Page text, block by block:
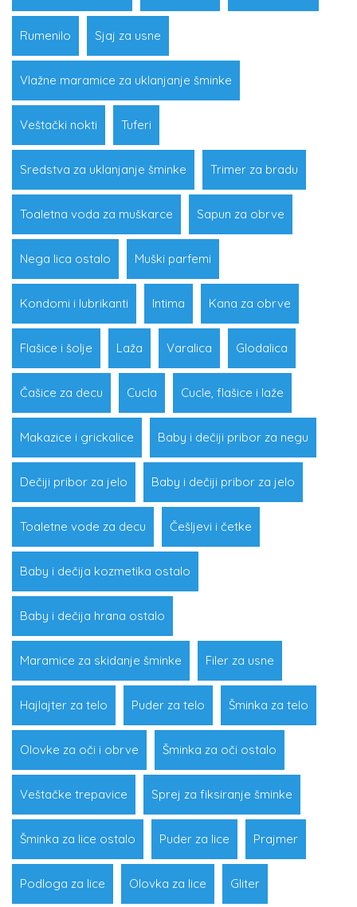
Rumenilo Sjaj za usne
Vlažne maramice za uklanjanje šminke
Veštački nokti Tuferi
Sredstva za uklanjanje šminke Trimer za bradu
Toaletna voda za muškarce Sapun za obrve
Nega lica ostalo Muški parfemi
Kondomi i lubrikanti Intima Kana za obrve
Flašice i šolje Laža Varalica Glodalica
Čašice za decu Cucla Cucle, flašice i laže
Makazice i grickalice Baby i dečiji pribor za negu
Dečiji pribor za jelo Baby i dečiji pribor za jelo
Toaletne vode za decu Češljevi i četke
Baby i dečija kozmetika ostalo
Baby i dečija hrana ostalo
Maramice za skidanje šminke Filer za usne
Hajlajter za telo Puder za telo Šminka za telo
Olovke za oči i obrve Šminka za oči ostalo
Veštačke trepavice Sprej za fiksiranje šminke
Šminka za lice ostalo Puder za lice Prajmer
Podloga za lice Olovka za lice Gliter